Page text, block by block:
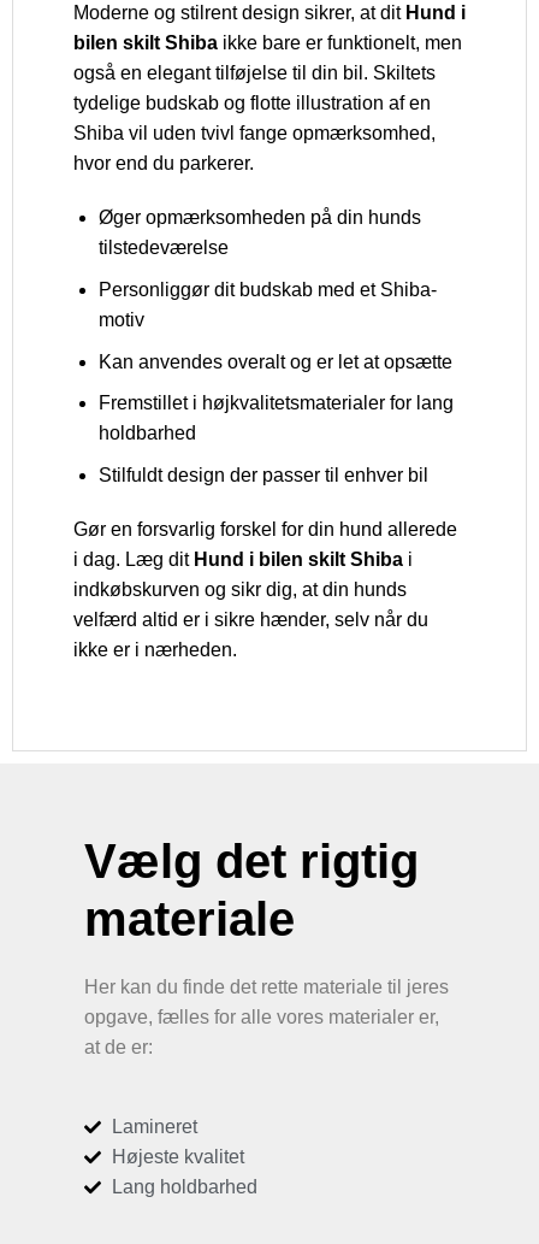
Moderne og stilrent design sikrer, at dit Hund i
bilen skilt Shiba ikke bare er funktionelt, men
også en elegant tilføjelse til din bil. Skiltets
tydelige budskab og flotte illustration af en
Shiba vil uden tvivl fange opmærksomhed,
hvor end du parkerer.
Øger opmærksomheden på din hunds
tilstedeværelse
Personliggør dit budskab med et Shiba-
motiv
Kan anvendes overalt og er let at opsætte
Fremstillet i højkvalitetsmaterialer for lang
holdbarhed
Stilfuldt design der passer til enhver bil
Gør en forsvarlig forskel for din hund allerede
i dag. Læg dit Hund i bilen skilt Shiba i
indkøbskurven og sikr dig, at din hunds
velfærd altid er i sikre hænder, selv når du
ikke er i nærheden.
Vælg det rigtig
materiale
Her kan du finde det rette materiale til jeres
opgave, fælles for alle vores materialer er,
at de er:
Lamineret
Højeste kvalitet
Lang holdbarhed